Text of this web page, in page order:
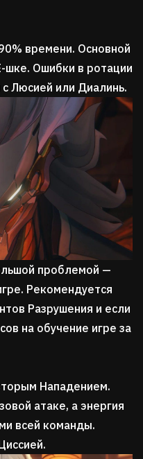
времени. Основной
шке. Ошибки в ротации
Люсией или Диалинь.
проблемой —
Рекомендуется
Разрушения и если
на обучение игре за
Нападением.
атаке, а энергия
всей команды.